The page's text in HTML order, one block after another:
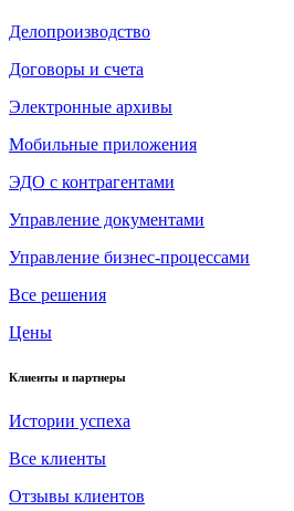
Делопроизводство
Договоры и счета
Электронные архивы
Мобильные приложения
ЭДО с контрагентами
Управление документами
Управление бизнес-процессами
Все решения
Цены
Клиенты и партнеры
Истории успеха
Все клиенты
Отзывы клиентов